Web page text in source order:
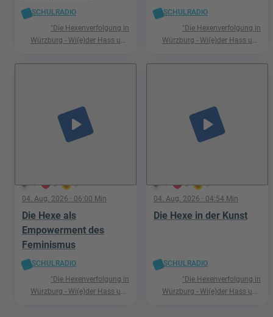
SCHULRADIO
"Die Hexenverfolgung in
Würzburg - Wi(e)der Hass und
SCHULRADIO
"Die Hexenverfolgung in
Würzburg - Wi(e)der Hass und
1 0 0
play_arrow
04. Aug. 2026 · 06:00 Min
Die Hexe als
Empowerment des
Feminismus
SCHULRADIO
"Die Hexenverfolgung in
Würzburg - Wi(e)der Hass und
1 0 0
play_arrow
04. Aug. 2026 · 04:54 Min
Die Hexe in der Kunst
SCHULRADIO
"Die Hexenverfolgung in
Würzburg - Wi(e)der Hass und